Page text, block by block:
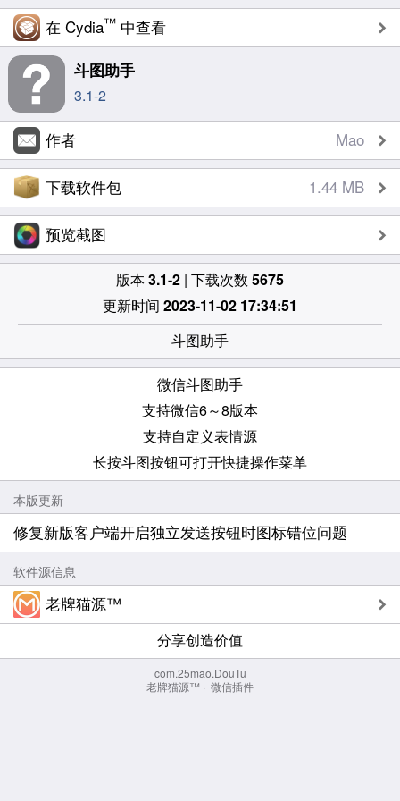
在 Cydia™ 中查看
斗图助手
3.1-2
作者 Mao
下载软件包 1.44 MB
预览截图
版本3.1-2 | 下载次数 5675
更新时间 2023-11-02 17:34:51
斗图助手
微信斗图助手
支持微信6～8版本
支持自定义表情源
长按斗图按钮可打开快捷操作菜单
本版更新
修复新版客户端开启独立发送按钮时图标错位问题
软件源信息
老牌猫源™
分享创造价值
com.25mao.DouTu
老牌猫源™ · 微信插件